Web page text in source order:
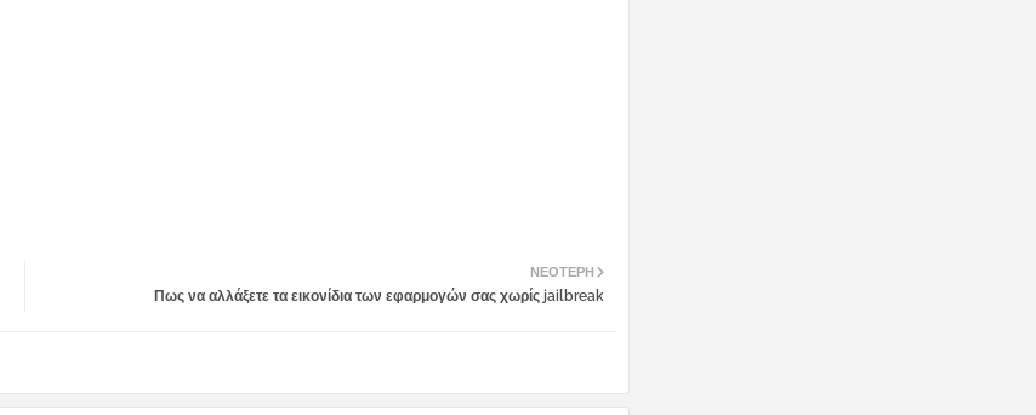
ΝΕΌΤΕΡΗ
Πως να αλλάξετε τα εικονίδια των εφαρμογών σας χωρίς jailbreak